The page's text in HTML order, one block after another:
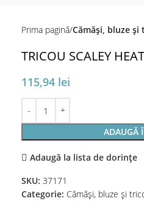
Prima pagină Cămăși, bluze și
TRICOU SCALEY
115,94 lei
ADAUGĂ
Adaugă la lista de dorințe
SKU: 37171
Categorie: Cămăși, bluze și